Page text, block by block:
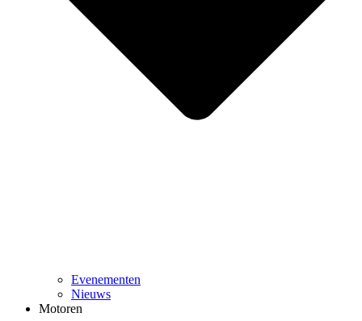
Evenementen
Nieuws
Motoren